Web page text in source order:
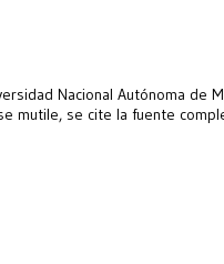
Nacional Autónoma
mutile, se cite la fuente